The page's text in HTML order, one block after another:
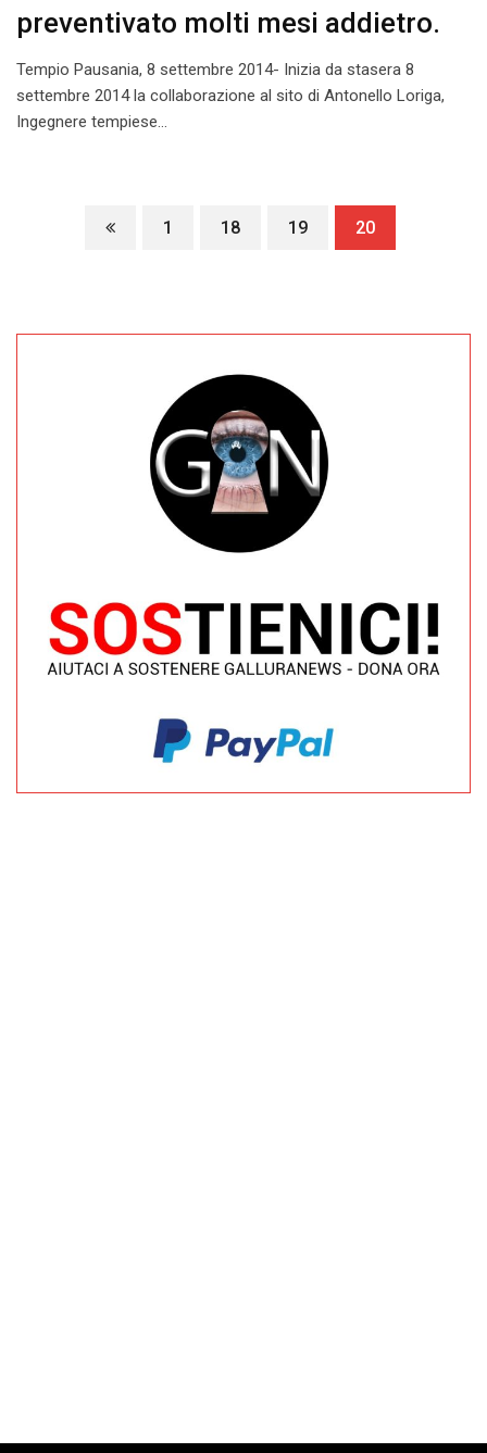
preventivato molti mesi addietro.
Tempio Pausania, 8 settembre 2014- Inizia da stasera 8
settembre 2014 la collaborazione al sito di Antonello Loriga,
Ingegnere tempiese…
1 18 19 20